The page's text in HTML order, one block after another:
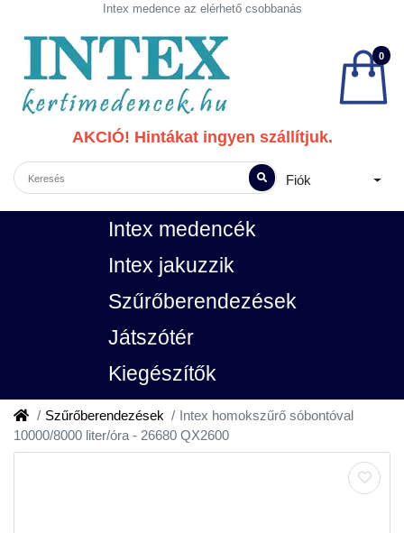
Intex medence az elérhető csobbanás
0
AKCIÓ! Hintákat ingyen szállítjuk.
Fiók
Intex medencék
Intex jakuzzik
Szűrőberendezések
Játszótér
Kiegészítők
Szűrőberendezések
Intex homokszűrő sóbontóval
10000/8000 liter/óra - 26680 QX2600